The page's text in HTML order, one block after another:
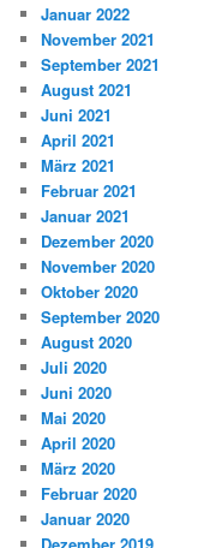
Januar 2022
November 2021
September 2021
August 2021
Juni 2021
April 2021
März 2021
Februar 2021
Januar 2021
Dezember 2020
November 2020
Oktober 2020
September 2020
August 2020
Juli 2020
Juni 2020
Mai 2020
April 2020
März 2020
Februar 2020
Januar 2020